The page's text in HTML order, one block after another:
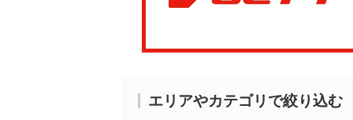
エリアやカテゴリで絞り込む